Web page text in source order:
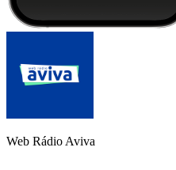
Web Rádio Aviva